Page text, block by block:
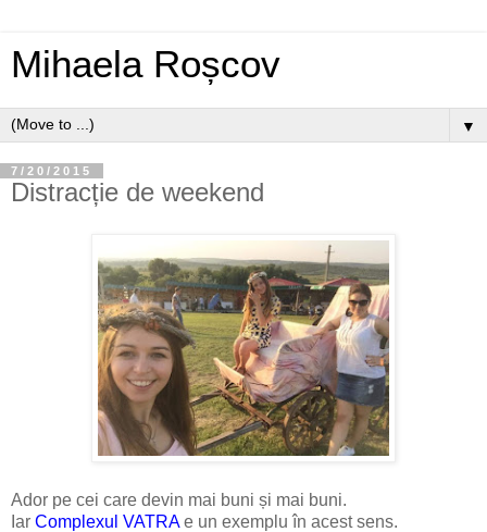
Mihaela Roșcov
▼
7/20/2015
Distracție de weekend
Ador pe cei care devin mai buni și mai buni.
Iar Complexul VATRAe un exemplu în acest sens.